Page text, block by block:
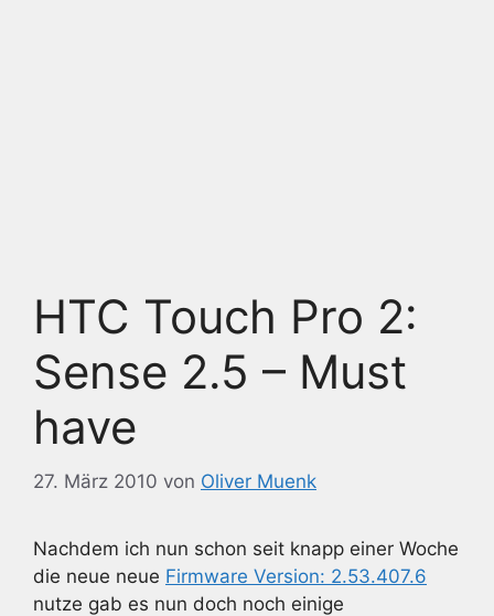
HTC Touch Pro 2:
Sense 2.5 – Must
have
27. März 2010 von Oliver Muenk
Nachdem ich nun schon seit knapp einer Woche
die neue neue Firmware Version: 2.53.407.6
nutze gab es nun doch noch einige